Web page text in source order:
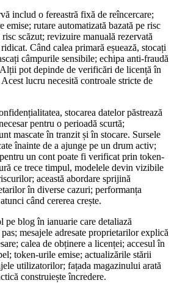
includ o fereastră fixă de reîncercare;
emise; rutare automatizată bazată pe risc
scăzut; revizuire manuală rezervată
Când calea primară eșuează, stocați
câmpurile sensibile; echipa anti-fraudă
pot depinde de verificări de licență în
lucru necesită controale stricte de
stocarea datelor păstrează
pentru o perioadă scurtă;
mascate în tranzit și în stocare. Sursele
înainte de a ajunge pe un drum activ;
un cont poate fi verificat prin token-
ce trece timpul, modelele devin vizibile
această abordare sprijină
în diverse cazuri; performanța
când cererea crește.
pe blog în ianuarie care detaliază
mesajele adresate proprietarilor explică
calea de obținere a licenței; accesul în
token-urile emise; actualizările stării
utilizatorilor; fațada magazinului arată
construiește încredere.